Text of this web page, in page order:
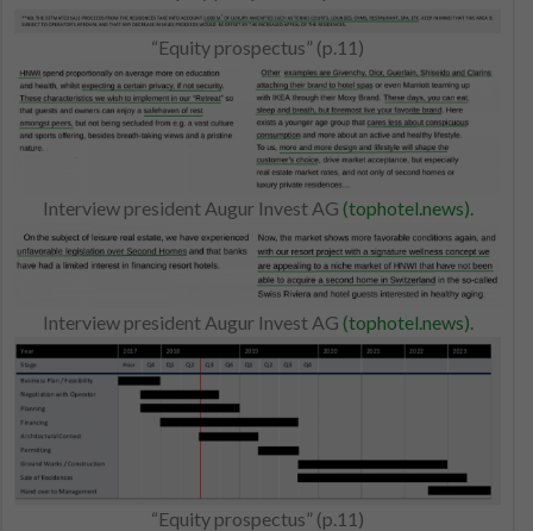
“Equity prospectus” (p.11)
Interview president Augur Invest AG (tophotel.news).
Interview president Augur Invest AG (tophotel.news).
“Equity prospectus” (p.11)